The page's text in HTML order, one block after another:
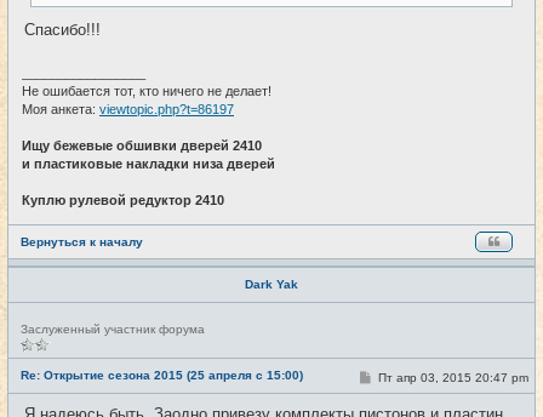
Спасибо!!!
Не ошибается тот, кто ничего не делает!
Моя анкета: viewtopic.php?t=86197
Ищу бежевые обшивки дверей 2410
и пластиковые накладки низа дверей
Куплю рулевой редуктор 2410
Вернуться к началу
Dark Yak
Н
е
в
с
е
т
и
Заслуженный участник форума
Re: Открытие сезона 2015 (25 апреля с 15:00) #25
С
о
Пт апр 03, 2015 20:47 pm